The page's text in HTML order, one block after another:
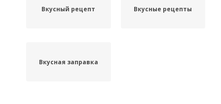
Вкусный рецепт Вкусные рецепты
Вкусная заправка